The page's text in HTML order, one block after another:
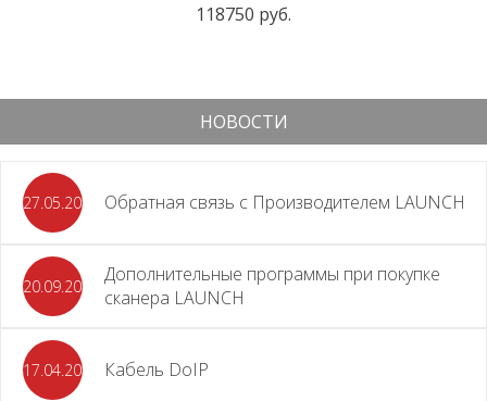
118750 руб.
НОВОСТИ
27.05.2026 Обратная связь с Производителем LAUNCH
20.09.2025
Дополнительные программы при покупке
сканера LAUNCH
17.04.2024 Кабель DoIP